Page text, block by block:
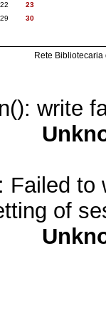
22
23
29
30
Rete
write
Failed
of